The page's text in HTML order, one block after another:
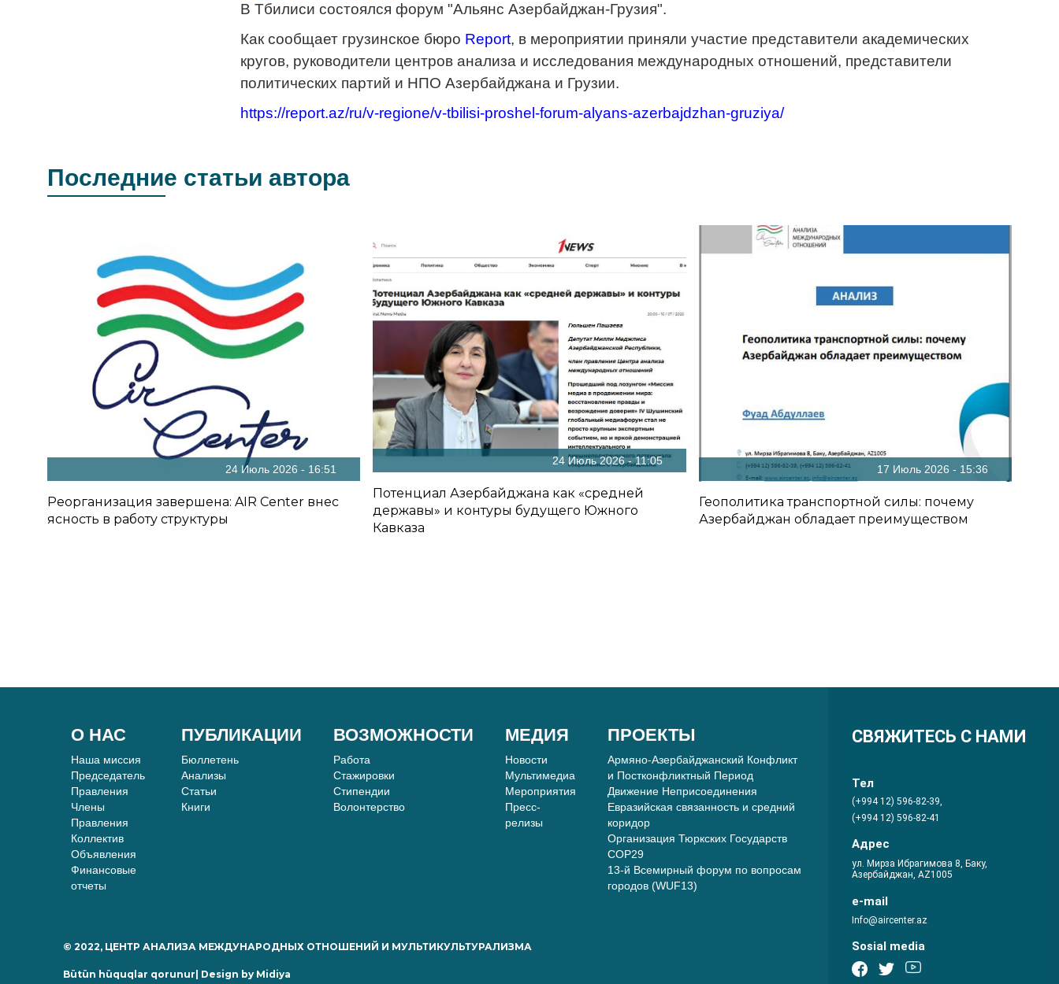
В Тбилиси состоялся форум "Альянс Азербайджан-Грузия".
Как сообщает грузинское бюро Report, в мероприятии приняли участие представители академических
кругов, руководители центров анализа и исследования международных отношений, представители
политических партий и НПО Азербайджана и Грузии.
https://report.az/ru/v-regione/v-tbilisi-proshel-forum-alyans-azerbajdzhan-gruziya/
Последние статьи автора
24 Июль 2026 - 16:51
Реорганизация завершена: AIR Center внес
ясность в работу структуры
24 Июль 2026 - 11:05
Потенциал Азербайджана как «средней
державы» и контуры будущего Южного
Кавказа
17 Июль 2026 - 15:36
Геополитика транспортной силы: почему
Азербайджан обладает преимуществом
О НАС
Наша миссия
Председатель
Правления
Члены
Правления
Коллектив
Объявления
Финансовые
отчеты
ПУБЛИКАЦИИ
Бюллетень
Анализы
Статьи
Книги
ВОЗМОЖНОСТИ
Работа
Стажировки
Стипендии
Волонтерство
МЕДИЯ
Новости
Мультимедиа
Мероприятия
Пресс-
релизы
ПРОЕКТЫ
Армяно-Азербайджанский Конфликт
и Постконфликтный Период
Движение Неприсоединения
Евразийская связанность и средний
коридор
Организация Тюркских Государств
COP29
13-й Всемирный форум по вопросам
городов (WUF13)
© 2022, ЦЕНТР АНАЛИЗА МЕЖДУНАРОДНЫХ ОТНОШЕНИЙ И МУЛЬТИКУЛЬТУРАЛИЗМА
Bütün hüquqlar qorunur| Design by Midiya
СВЯЖИТЕСЬ С НАМИ
Тел
(+994 12) 596-82-39,
(+994 12) 596-82-41
Адрес
ул. Мирза Ибрагимова 8, Баку,
Азербайджан, AZ1005
e-mail
Info@aircenter.az
Sosial media